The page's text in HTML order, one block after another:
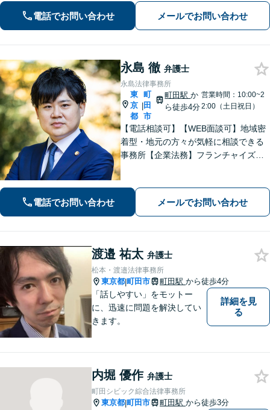
少しの勇気を出して、お気軽にご相談
ください。【休日・夜間面談可】
電話でお問い合わせ メールでお問い合わせ
永島 徹 弁護士
永島法律事務所
東
京
都
|
町
田
市
町田駅か
ら徒歩4分
営業時間：10:00~2
2:00（土日祝日）
【電話相談可】【WEB面談可】地域密
着型・地元の方々が気軽に相談できる
事務所【企業法務】フランチャイズ・
室】【町田駅4分】
電話でお問い合わせ メールでお問い合わせ
渡邉 祐太 弁護士
松本・渡邉法律事務所
東京都|町田市 町田駅 から徒歩4分
「話しやすい」をモットー
に、迅速に問題を解決してい
きます。
詳細を見
る
内堀 優作 弁護士
町田シビック綜合法律事務所
東京都|町田市 町田駅 から徒歩3分